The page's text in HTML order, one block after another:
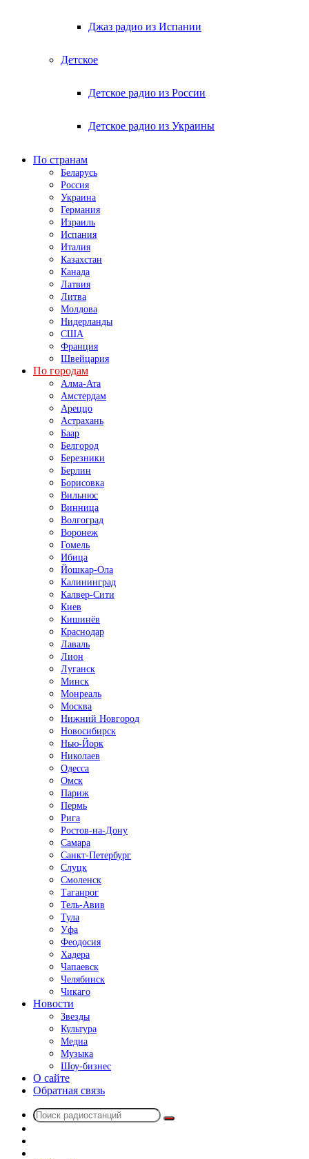
Джаз радио из Испании
Детское
Детское радио из России
Детское радио из Украины
По странам
Беларусь
Россия
Украина
Германия
Израиль
Испания
Италия
Казахстан
Канада
Латвия
Литва
Молдова
Нидерланды
США
Франция
Швейцария
По городам
Алма-Ата
Амстердам
Ареццо
Астрахань
Баар
Белгород
Березники
Берлин
Борисовка
Вильнюс
Винница
Волгоград
Воронеж
Гомель
Ибица
Йошкар-Ола
Калининград
Калвер-Сити
Киев
Кишинёв
Краснодар
Лаваль
Лион
Луганск
Минск
Монреаль
Москва
Нижний Новгород
Новосибирск
Нью-Йорк
Николаев
Одесса
Омск
Париж
Пермь
Рига
Ростов-на-Дону
Самара
Санкт-Петербург
Слуцк
Смоленск
Таганрог
Тель-Авив
Тула
Уфа
Феодосия
Хадера
Чапаевск
Челябинск
Чикаго
Новости
Звезды
Культура
Медиа
Музыка
Шоу-бизнес
О сайте
Обратная связь
Поиск